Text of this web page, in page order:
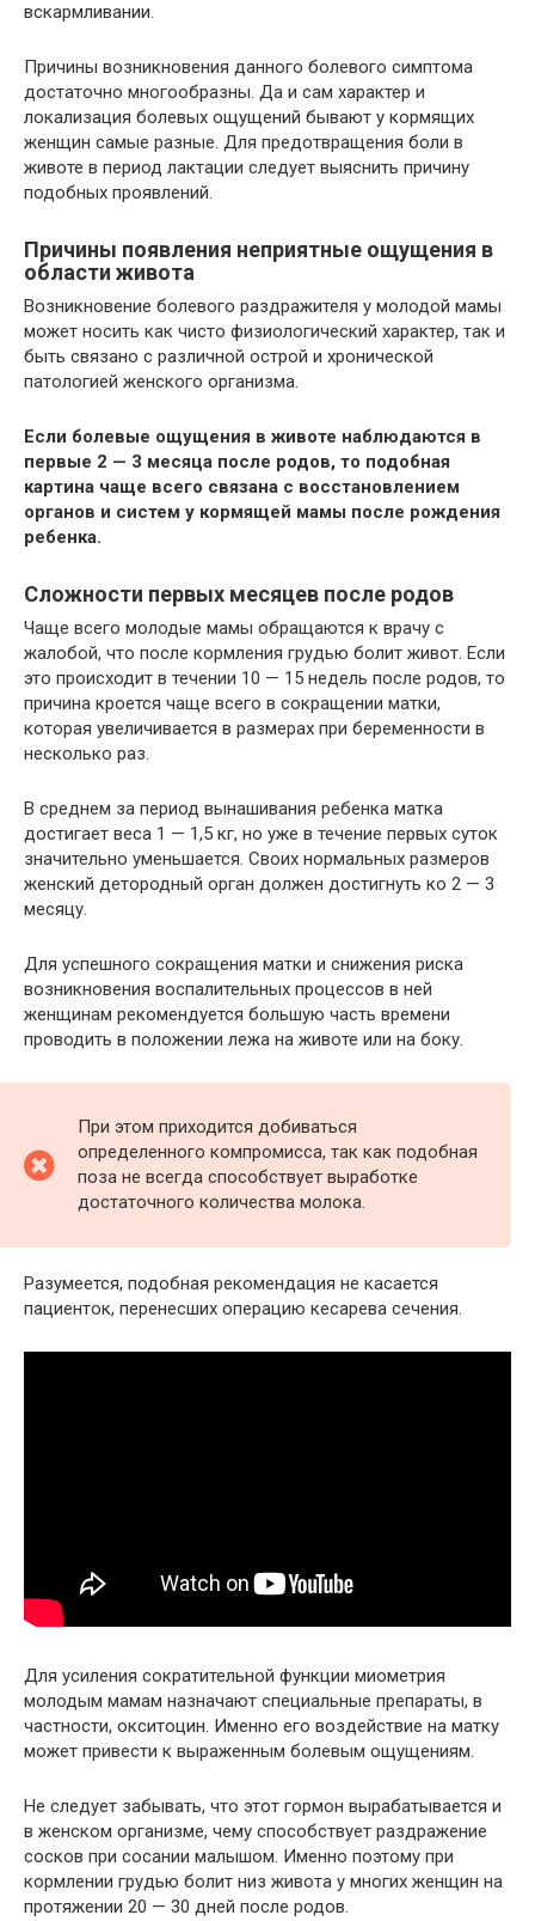
вскармливании.
Причины возникновения данного болевого симптома
достаточно многообразны. Да и сам характер и
локализация болевых ощущений бывают у кормящих
женщин самые разные. Для предотвращения боли в
животе в период лактации следует выяснить причину
подобных проявлений.
Причины появления неприятные ощущения в
области живота
Возникновение болевого раздражителя у молодой мамы
может носить как чисто физиологический характер, так и
быть связано с различной острой и хронической
патологией женского организма.
Если болевые ощущения в животе наблюдаются в
первые 2 — 3 месяца после родов, то подобная
картина чаще всего связана с восстановлением
органов и систем у кормящей мамы после рождения
ребенка.
Сложности первых месяцев после родов
Чаще всего молодые мамы обращаются к врачу с
жалобой, что после кормления грудью болит живот. Если
это происходит в течении 10 — 15 недель после родов, то
причина кроется чаще всего в сокращении матки,
которая увеличивается в размерах при беременности в
несколько раз.
В среднем за период вынашивания ребенка матка
достигает веса 1 — 1,5 кг, но уже в течение первых суток
значительно уменьшается. Своих нормальных размеров
женский детородный орган должен достигнуть ко 2 — 3
месяцу.
Для успешного сокращения матки и снижения риска
возникновения воспалительных процессов в ней
женщинам рекомендуется большую часть времени
проводить в положении лежа на животе или на боку.
При этом приходится добиваться
определенного компромисса, так как подобная
поза не всегда способствует выработке
достаточного количества молока.
Разумеется, подобная рекомендация не касается
пациенток, перенесших операцию кесарева сечения.
Для усиления сократительной функции миометрия
молодым мамам назначают специальные препараты, в
частности, окситоцин. Именно его воздействие на матку
может привести к выраженным болевым ощущениям.
Не следует забывать, что этот гормон вырабатывается и
в женском организме, чему способствует раздражение
сосков при сосании малышом. Именно поэтому при
кормлении грудью болит низ живота у многих женщин на
протяжении 20 — 30 дней после родов.